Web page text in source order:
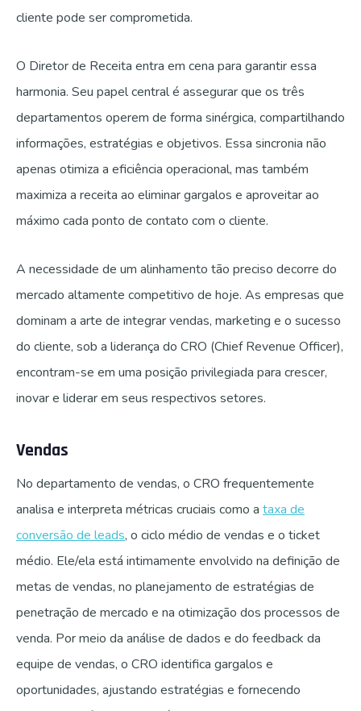
cliente pode ser comprometida.
O Diretor de Receita entra em cena para garantir essa
harmonia. Seu papel central é assegurar que os três
departamentos operem de forma sinérgica, compartilhando
informações, estratégias e objetivos. Essa sincronia não
apenas otimiza a eficiência operacional, mas também
maximiza a receita ao eliminar gargalos e aproveitar ao
máximo cada ponto de contato com o cliente.
A necessidade de um alinhamento tão preciso decorre do
mercado altamente competitivo de hoje. As empresas que
dominam a arte de integrar vendas, marketing e o sucesso
do cliente, sob a liderança do CRO (Chief Revenue Officer),
encontram-se em uma posição privilegiada para crescer,
inovar e liderar em seus respectivos setores.
Vendas
No departamento de vendas, o CRO frequentemente
analisa e interpreta métricas cruciais como a taxa de
conversão de leads, o ciclo médio de vendas e o ticket
médio. Ele/ela está intimamente envolvido na definição de
metas de vendas, no planejamento de estratégias de
penetração de mercado e na otimização dos processos de
venda. Por meio da análise de dados e do feedback da
equipe de vendas, o CRO identifica gargalos e
oportunidades, ajustando estratégias e fornecendo